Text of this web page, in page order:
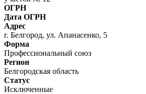
ОГРН
Дата ОГРН
Адрес
г. Белгород, ул. Апанасенко, 5
Форма
Профессиональный союз
Регион
Белгородская область
Статус
Исключенные